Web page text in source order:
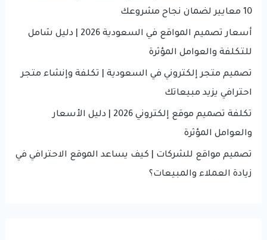
o
r
10 معايير لضمان نجاح مشروعك
أسعار تصميم المواقع في السعودية 2026 | دليل شامل
للتكلفة والعوامل المؤثرة
تصميم متجر إلكتروني في السعودية | تكلفة وإنشاء متجر
احترافي يزيد مبيعاتك
تكلفة تصميم موقع إلكتروني 2026 | دليل الأسعار
والعوامل المؤثرة
تصميم مواقع للشركات | كيف يساعد الموقع الاحترافي في
زيادة العملاء والمبيعات؟